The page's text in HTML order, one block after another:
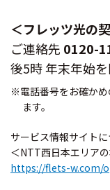
＜フレッツ光の
ご連絡先 0120-
後5時 年末年始を
※電話番号をお確かめ
ます。
サービス情報サイト
＜NTT西日本エリア
https://flets-w.com/